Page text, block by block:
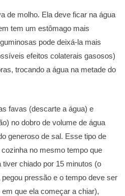
de molho. Ela deve ficar na água
tem um estômago mais
pode deixá-la mais
efeitos colaterais gasosos)
trocando a água na metade do
favas (descarte a água) e
no dobro de volume de água
generoso de sal. Esse tipo de
no mesmo tempo que
tiver chiado por 15 minutos (o
pressão e o tempo deve ser
que ela começar a chiar),